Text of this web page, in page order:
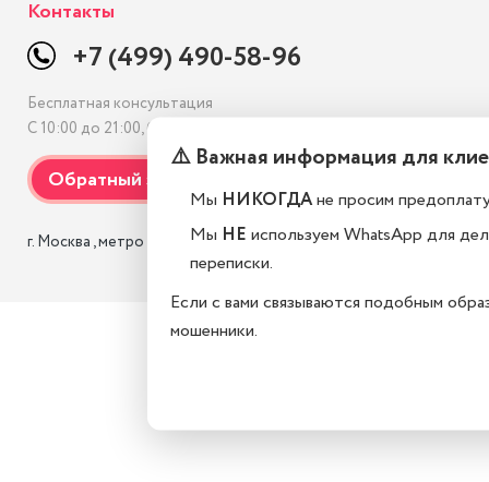
Контакты
+7 (499) 490-58-96
Бесплатная консультация
С 10:00 до 21:00, без выходных
г. Москва , метро Савеловская, Сущевский Вал 2
⚠️ Важная информация для
Мы НИКОГДАне просим
Мы НЕ используем WhatsApp для
переписки.
Если с вами связываются подобным
мошенники.